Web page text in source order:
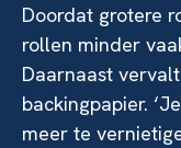
Doordat grotere
rollen minder
Daarnaast
backingpapier.
meer te